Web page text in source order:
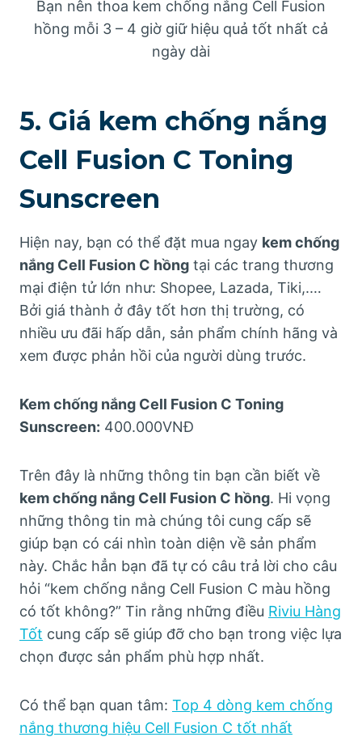
Bạn nên thoa kem chống nắng Cell Fusion
hồng mỗi 3 – 4 giờ giữ hiệu quả tốt nhất cả
ngày dài
5. Giá kem chống nắng
Cell Fusion C Toning
Sunscreen
Hiện nay, bạn có thể đặt mua ngay kem chống
nắng Cell Fusion C hồng tại các trang thương
mại điện tử lớn như: Shopee, Lazada, Tiki,.…
Bởi giá thành ở đây tốt hơn thị trường, có
nhiều ưu đãi hấp dẫn, sản phẩm chính hãng và
xem được phản hồi của người dùng trước.
Kem chống nắng Cell Fusion C Toning
Sunscreen: 400.000VNĐ
Trên đây là những thông tin bạn cần biết về
kem chống nắng Cell Fusion C hồng. Hi vọng
những thông tin mà chúng tôi cung cấp sẽ
giúp bạn có cái nhìn toàn diện về sản phẩm
này. Chắc hẳn bạn đã tự có câu trả lời cho câu
hỏi “kem chống nắng Cell Fusion C màu hồng
có tốt không?” Tin rằng những điều Riviu Hàng
Tốt cung cấp sẽ giúp đỡ cho bạn trong việc lựa
chọn được sản phẩm phù hợp nhất.
Có thể bạn quan tâm: Top 4 dòng kem chống
nắng thương hiệu Cell Fusion C tốt nhất